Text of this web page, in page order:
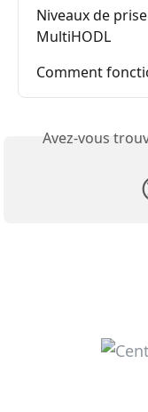
Niveaux de
MultiHODL
Comment
Avez-vous